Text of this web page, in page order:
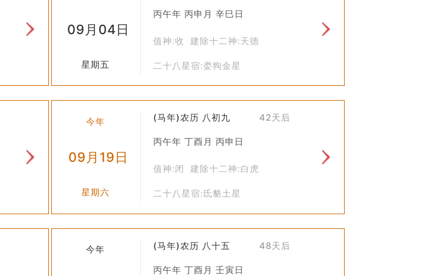
于现代农业生产和人们的日常生活中。不过，今天的牧养更加注重科学管理和环境保
照黄历上的提示来安排自己的牧养活动，以期获得心理上的安慰或遵循传统文化的
维方式。
09月04日
星期五
丙午年 丙申月 辛巳日
值神:收 建除十二神:天德
二十八星宿:娄狗金星
今年
09月19日
星期六
(马年)农历 八初九 42天后
丙午年 丁酉月 丙申日
值神:闭 建除十二神:白虎
二十八星宿:氐貉土星
今年 (马年)农历 八十五 48天后
丙午年 丁酉月 壬寅日